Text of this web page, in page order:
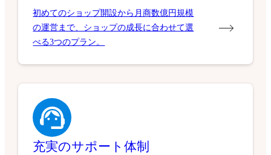
初めてのショップ開設から月商数億円規模
の運営まで、ショップの成長に合わせて選
べる3つのプラン。
充実のサポート体制